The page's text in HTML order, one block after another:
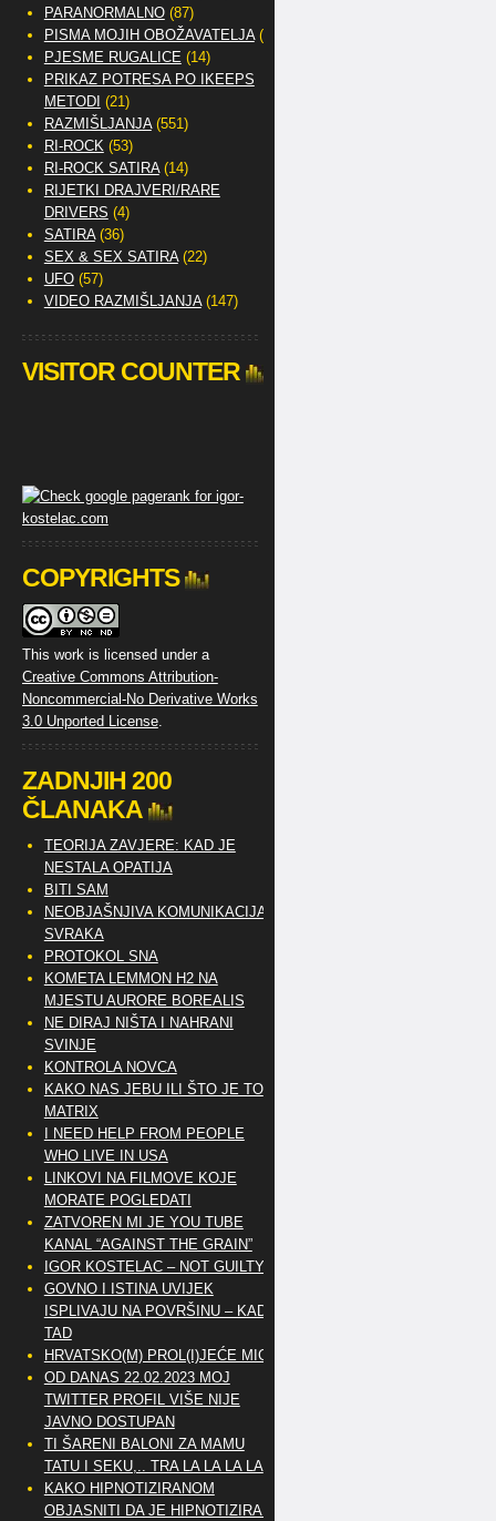
PARANORMALNO(87)
PISMA MOJIH OBOŽAVATELJA(2)
PJESME RUGALICE (14)
PRIKAZ POTRESA PO IKEEPS
METODI (21)
RAZMIŠLJANJA(551)
RI-ROCK(53)
RI-ROCK SATIRA(14)
RIJETKI DRAJVERI/RARE
DRIVERS (4)
SATIRA(36)
SEX & SEX SATIRA(22)
UFO(57)
VIDEO RAZMIŠLJANJA(147)
VISITOR COUNTER
COPYRIGHTS
This work is licensed under a
Creative Commons Attribution-
Noncommercial-No Derivative Works
3.0 Unported License.
ZADNJIH 200
ČLANAKA
TEORIJA ZAVJERE: KAD JE
NESTALA OPATIJA
BITI SAM
NEOBJAŠNJIVA KOMUNIKACIJA
SVRAKA
PROTOKOL SNA
KOMETA LEMMON H2 NA
MJESTU AURORE BOREALIS
NE DIRAJ NIŠTA I NAHRANI
SVINJE
KONTROLA NOVCA
KAKO NAS JEBU ILI ŠTO JE TO
MATRIX
I NEED HELP FROM PEOPLE
WHO LIVE IN USA
LINKOVI NA FILMOVE KOJE
MORATE POGLEDATI
ZATVOREN MI JE YOU TUBE
KANAL “AGAINST THE GRAIN”
IGOR KOSTELAC – NOT GUILTY
GOVNO I ISTINA UVIJEK
ISPLIVAJU NA POVRŠINU – KAD
TAD
HRVATSKO(M) PROL(I)JEĆE MIG
OD DANAS 22.02.2023 MOJ
TWITTER PROFIL VIŠE NIJE
JAVNO DOSTUPAN
TI ŠARENI BALONI ZA MAMU
TATU I SEKU,.. TRA LA LA LA LA
KAKO HIPNOTIZIRANOM
OBJASNITI DA JE HIPNOTIZIRAN